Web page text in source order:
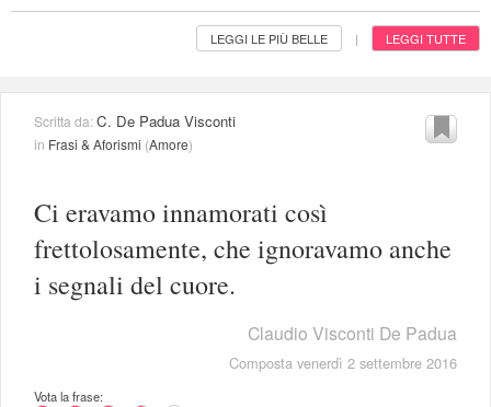
LEGGI LE PIÙ BELLE | LEGGI TUTTE
Scritta da:C. De Padua Visconti
in Frasi & Aforismi (Amore)
Ci eravamo innamorati così
frettolosamente, che ignoravamo anche
i segnali del cuore.
Claudio Visconti De Padua
Composta venerdì 2 settembre 2016
Vota la frase: